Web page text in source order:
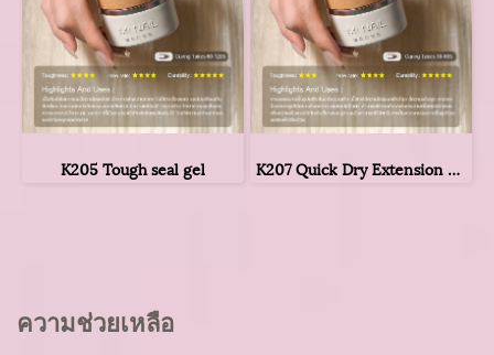
K205 Tough seal gel K207 Quick Dry Extension Gel
ความช่วยเหลือ